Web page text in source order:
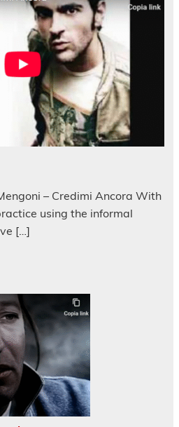
– Credimi Ancora With
using the informal
[…]